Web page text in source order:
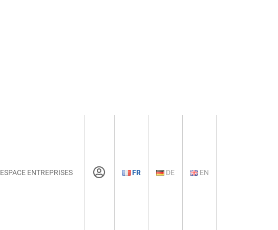
ESPACE ENTREPRISES FR DE EN